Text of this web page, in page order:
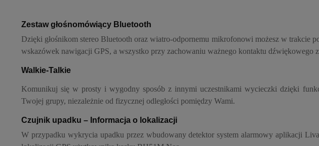
Zestaw głośnomówiący Bluetooth
Dzięki głośnikom stereo Bluetooth oraz wiatro-odpornemu mikrofonowi możesz w
wskazówek nawigacji GPS, a wszystko przy zachowaniu ważnego kontaktu dźwiękowego
Walkie-Talkie
Komunikuj się w prosty i wygodny sposób z innymi uczestnikami wycieczki dzięki
Twojej grupy, niezależnie od fizycznej odległości pomiędzy Wami.
Czujnik upadku – Informacja o lokalizacji
W przypadku wykrycia upadku przez wbudowany detektor system alarmowy aplikacji